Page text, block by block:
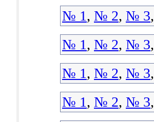
№ 1, № 2, № 3,
№ 1, № 2, № 3,
№ 1, № 2, № 3,
№ 1, № 2, № 3,